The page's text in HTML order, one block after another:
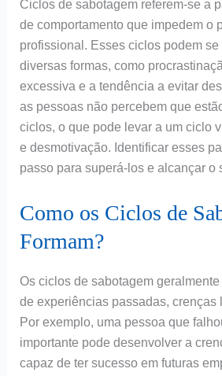
Ciclos de sabotagem referem-se a
de comportamento que impedem o
profissional. Esses ciclos podem se
diversas formas, como
excessiva e a tendência a evitar
as pessoas não percebem que
ciclos, o que pode levar a um ciclo
e desmotivação. Identificar esses
passo para superá-los e alcançar o
Como os Ciclos de
Formam?
Os ciclos de sabotagem
de experiências passadas, crenças
Por exemplo, uma pessoa que
importante pode desenvolver a
capaz de ter sucesso em futuras